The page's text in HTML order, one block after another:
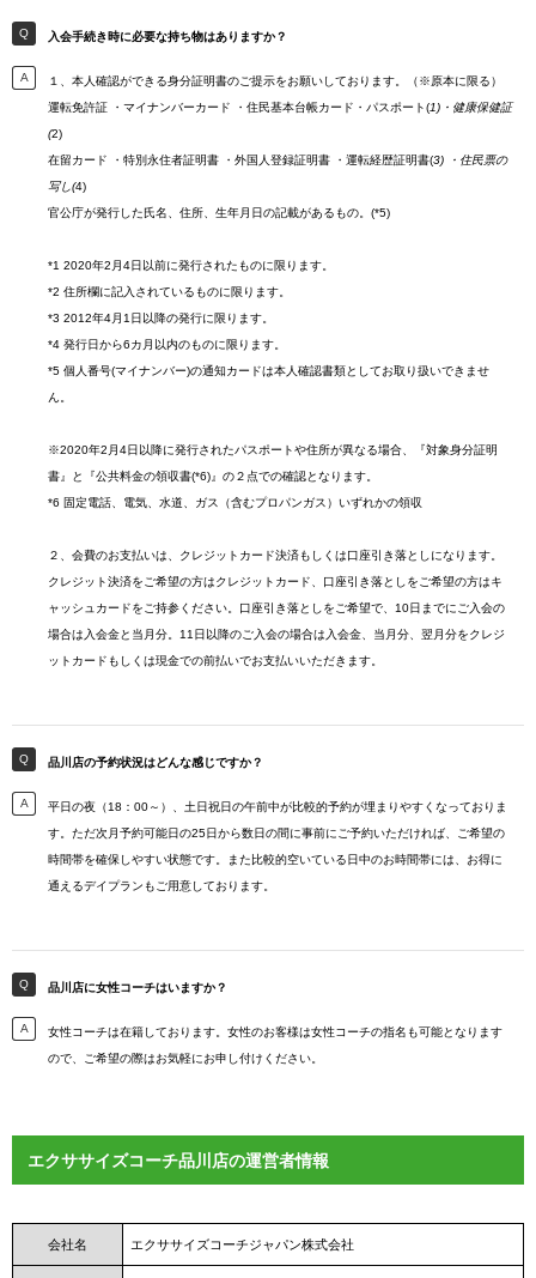
入会手続き時に必要な持ち物はありますか？
１、本人確認ができる身分証明書のご提示をお願いしております。（※原本に限る）
運転免許証 ・マイナンバーカード ・住民基本台帳カード・パスポート(1)・健康保健証
(2)
在留カード ・特別永住者証明書 ・外国人登録証明書 ・運転経歴証明書(3) ・住民票の
写し(4)
官公庁が発行した氏名、住所、生年月日の記載があるもの。(*5)
*1 2020年2月4日以前に発行されたものに限ります。
*2 住所欄に記入されているものに限ります。
*3 2012年4月1日以降の発行に限ります。
*4 発行日から6カ月以内のものに限ります。
*5 個人番号(マイナンバー)の通知カードは本人確認書類としてお取り扱いできませ
ん。
※2020年2月4日以降に発行されたパスポートや住所が異なる場合、『対象身分証明
書』と『公共料金の領収書(*6)』の２点での確認となります。
*6 固定電話、電気、水道、ガス（含むプロパンガス）いずれかの領収
２、会費のお支払いは、クレジットカード決済もしくは口座引き落としになります。
クレジット決済をご希望の方はクレジットカード、口座引き落としをご希望の方はキ
ャッシュカードをご持参ください。口座引き落としをご希望で、10日までにご入会の
場合は入会金と当月分。11日以降のご入会の場合は入会金、当月分、翌月分をクレジ
ットカードもしくは現金での前払いでお支払いいただきます。
品川店の予約状況はどんな感じですか？
平日の夜（18：00～）、土日祝日の午前中が比較的予約が埋まりやすくなっておりま
す。ただ次月予約可能日の25日から数日の間に事前にご予約いただければ、ご希望の
時間帯を確保しやすい状態です。また比較的空いている日中のお時間帯には、お得に
通えるデイプランもご用意しております。
品川店に女性コーチはいますか？
女性コーチは在籍しております。女性のお客様は女性コーチの指名も可能となります
ので、ご希望の際はお気軽にお申し付けください。
エクササイズコーチ品川店の運営者情報
会社名 エクササイズコーチジャパン株式会社